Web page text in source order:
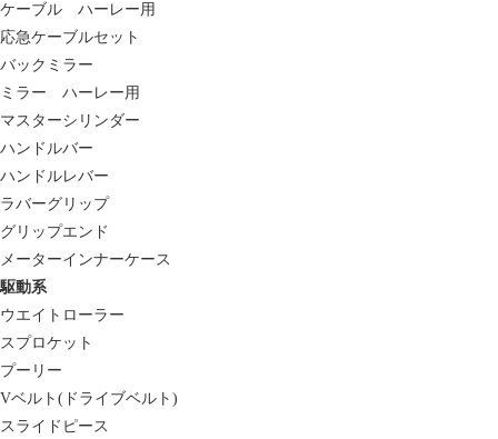
ケーブル ハーレー用
応急ケーブルセット
バックミラー
ミラー ハーレー用
マスターシリンダー
ハンドルバー
ハンドルレバー
ラバーグリップ
グリップエンド
メーターインナーケース
駆動系
ウエイトローラー
スプロケット
プーリー
Vベルト(ドライブベルト)
スライドピース